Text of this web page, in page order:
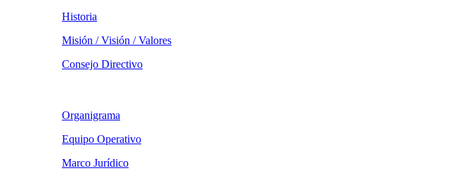
Historia
Misión / Visión / Valores
Consejo Directivo
Organigrama
Equipo Operativo
Marco Jurídico